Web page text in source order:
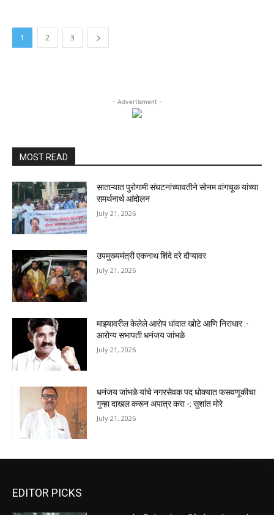
1 2 3
- Advertisment -
MOST READ
साताऱ्यात पुरोगामी संघटनांच्यावतीने सोनम वांगचूक यांच्या
समर्थनार्थ आंदोलन
July 21, 2026
उपमुख्यमंत्री एकनाथ शिंदे दरे दौऱ्यावर
July 21, 2026
माझ्यावरील केलेले आरोप धांदात खोटे आणि निराधार :-
आरोग्य सभापती धनंजय जांभळे
July 21, 2026
धनंजय जांभळे यांचे नगरसेवक पद धोक्यात फसवणूकीचा
गुन्हा दाखल करून अपात्र करा -: सुशांत मोरे
July 21, 2026
EDITOR PICKS